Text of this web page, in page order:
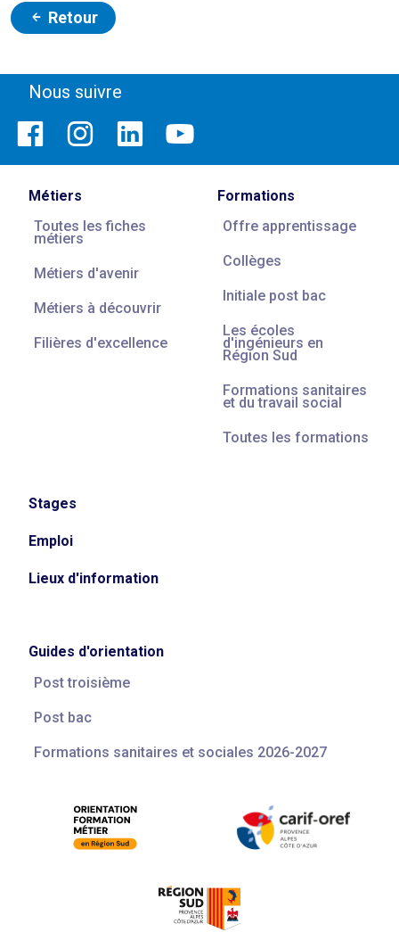
Retour
Nous suivre
Métiers
Toutes les fiches
métiers
Métiers d'avenir
Métiers à découvrir
Filières d'excellence
Formations
Offre apprentissage
Collèges
Initiale post bac
Les écoles
d'ingénieurs en
Région Sud
Formations sanitaires
et du travail social
Toutes les formations
Stages
Emploi
Lieux d'information
Guides d'orientation
Post troisième
Post bac
Formations sanitaires et sociales 2026-2027